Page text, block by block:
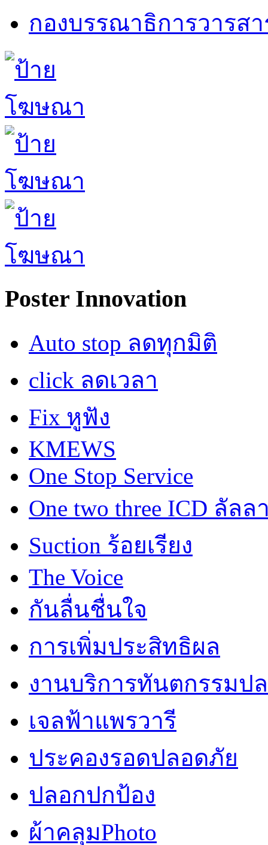
กองบรรณาธิการวารส
Poster Innovation
Auto stop ลดทุกมิติ
click ลดเวลา
Fix หูฟัง
KMEWS
One Stop Service
One two three ICD ลัลล
Suction ร้อยเรียง
The Voice
กันลื่นชื่นใจ
การเพิ่มประสิทธิผล
งานบริการทันตกรรมป
เจลฟ้าแพรวารี
ประคองรอดปลอดภัย
ปลอกปกป้อง
ผ้าคลุมPhoto